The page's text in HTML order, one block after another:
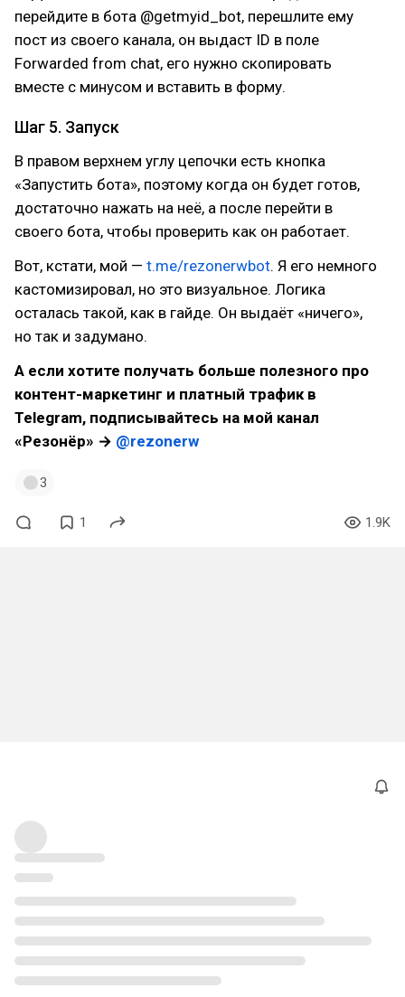
перейдите в бота @getmyid_bot, перешлите ему
пост из своего канала, он выдаст ID в поле
Forwarded from chat, его нужно скопировать
вместе с минусом и вставить в форму.
Шаг 5. Запуск
В правом верхнем углу цепочки есть кнопка
«Запустить бота», поэтому когда он будет готов,
достаточно нажать на неё, а после перейти в
своего бота, чтобы проверить как он работает.
Вот, кстати, мой — t.me/rezonerwbot. Я его немного
кастомизировал, но это визуальное. Логика
осталась такой, как в гайде. Он выдаёт «ничего»,
но так и задумано.
А если хотите получать больше полезного про
контент-маркетинг и платный трафик в
Telegram, подписывайтесь на мой канал
«Резонёр» → @rezonerw
3
1 1.9K